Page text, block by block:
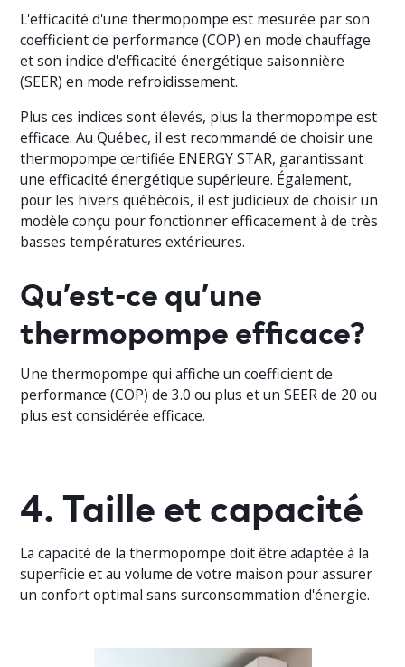
L'efficacité d'une thermopompe est mesurée par son
coefficient de performance (COP) en mode chauffage
et son indice d'efficacité énergétique saisonnière
(SEER) en mode refroidissement.
Plus ces indices sont élevés, plus la thermopompe est
efficace. Au Québec, il est recommandé de choisir une
thermopompe certifiée ENERGY STAR, garantissant
une efficacité énergétique supérieure. Également,
pour les hivers québécois, il est judicieux de choisir un
modèle conçu pour fonctionner efficacement à de très
basses températures extérieures.
Qu’est-ce qu’une
thermopompe efficace?
Une thermopompe qui affiche un coefficient de
performance (COP) de 3.0 ou plus et un SEER de 20 ou
plus est considérée efficace.
4. Taille et capacité
La capacité de la thermopompe doit être adaptée à la
superficie et au volume de votre maison pour assurer
un confort optimal sans surconsommation d'énergie.